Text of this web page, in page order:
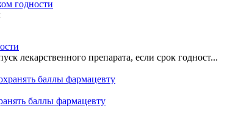
лекарственного препарата, если срок годност...
баллы фармацевту